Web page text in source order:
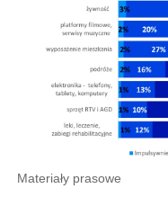
Materiały prasowe